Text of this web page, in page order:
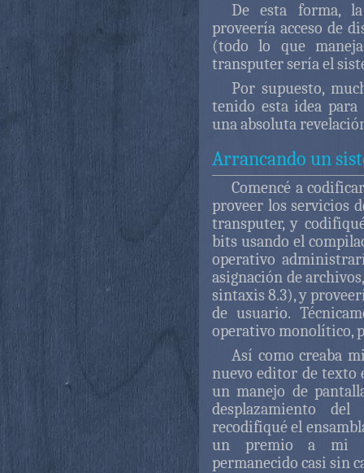
De esta forma,
proveería acceso de
(todo lo que
transputer sería el
Por supuesto,
tenido esta idea
una absoluta
Arrancando un
Comencé a
proveer los servicios
transputer, y
bits usando el
operativo
asignación de
sintaxis 8.3), y
de usuario.
operativo monolítico,
Así como creaba
nuevo editor de texto
un manejo de
desplazamiento
recodifiqué el
un premio a mi
permanecido casi sin